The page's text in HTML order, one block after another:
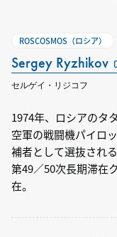
ROSCOSMOS（ロシア）
Sergey Ryzhikov
セルゲイ・リジコフ
1974年、ロシアのタ
空軍の戦闘機パイロ
補者として選抜される
第49／50次長期滞在
在。